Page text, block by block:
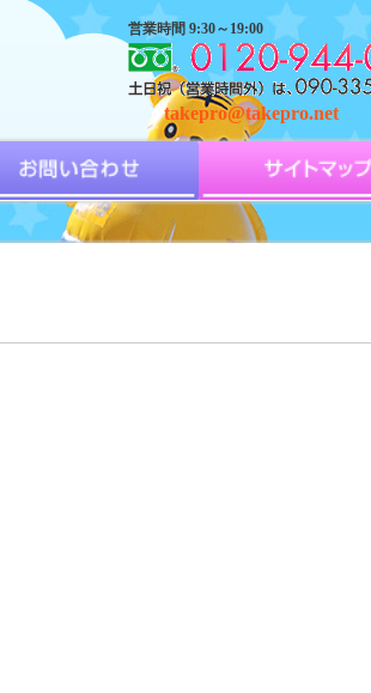
営業時間 9:30～19:00
takepro@takepro.net